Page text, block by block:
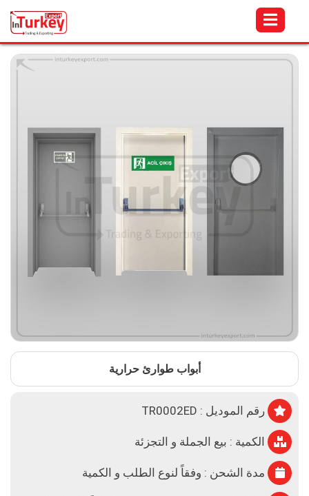
أبواب طوارئ حرارية
رقم الموديل : TR0002ED
الكمية : بيع الجملة و التجزئة
مدة الشحن : وفقاً لنوع الطلب و الكمية